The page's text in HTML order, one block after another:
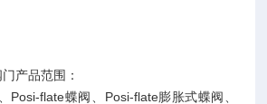
产品范围：
Posi-flate蝶阀、Posi-flate膨胀式蝶阀、